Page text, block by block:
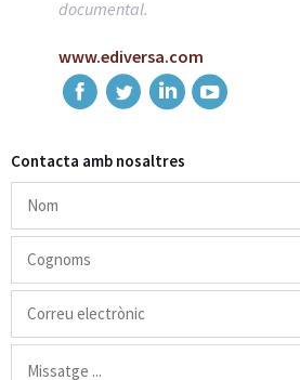
documental.
www.ediversa.com
Contacta amb nosaltres